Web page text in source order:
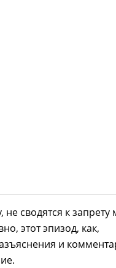
сводятся к запрету
этот эпизод, как,
и